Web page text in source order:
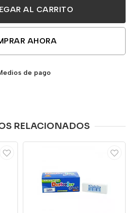
AL CARRITO
AHORA
de pago
RELACIONADOS